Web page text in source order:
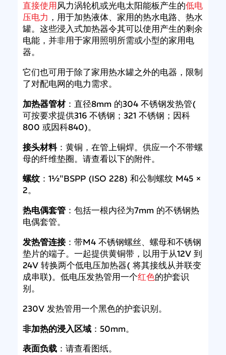
直接使用 风力涡轮机或光电太阳能板产生的低电
压电力 ，用于加热液体、家用的热水电路、热水
罐。这些浸入式加热器令其可以使用产生的剩余
电能，并非用于家用照明所需或小型的家用电
器。
它们也可用于除了家用热水罐之外的电器，限制
了对配电网的电力需求。
加热器管材：直径8mm 的304 不锈钢发热管(
可按要求提供316 不锈钢；321 不锈钢；因科
800 或因科840)。
接头材料：黄铜，在管上铜焊。供应一个不带螺
母的纤维垫圈。请查看以下的附件。
螺纹：1½"BSPP (ISO 228) 和公制螺纹 M45 ×
2。
热电偶套管：包括一根内径为7mm 的不锈钢热
电偶套管。
发热管连接：带M4 不锈钢螺丝、螺母和不锈钢
垫片的端子。一起提供黄铜带，以用于从12V 到
24V 转换两个低电压加热器( 将其接线从并联变
成串联)。低电压发热管用一个红色的护套识
别。
230V 发热管用一个黑色的护套识别。
非加热的浸入区域：50mm。
表面负载：请查看图纸。